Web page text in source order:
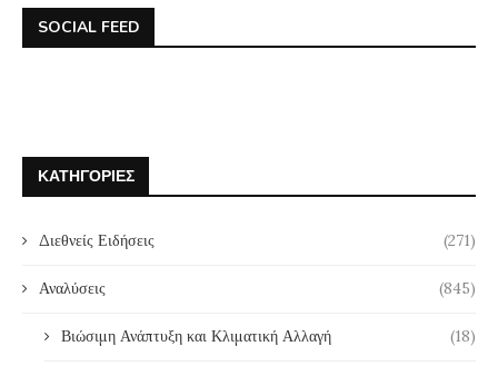
SOCIAL FEED
ΚΑΤΗΓΟΡΊΕΣ
Διεθνείς Ειδήσεις (271)
Αναλύσεις (845)
Βιώσιμη Ανάπτυξη και Κλιματική Αλλαγή (18)